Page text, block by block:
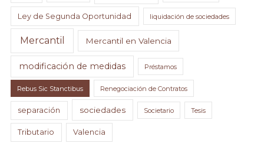
Ley de Segunda Oportunidad liquidación de sociedades
Mercantil Mercantil en Valencia
modificación de medidas Préstamos
Rebus Sic Stanctibus Renegociación de Contratos
separación sociedades Societario Tesis
Tributario Valencia